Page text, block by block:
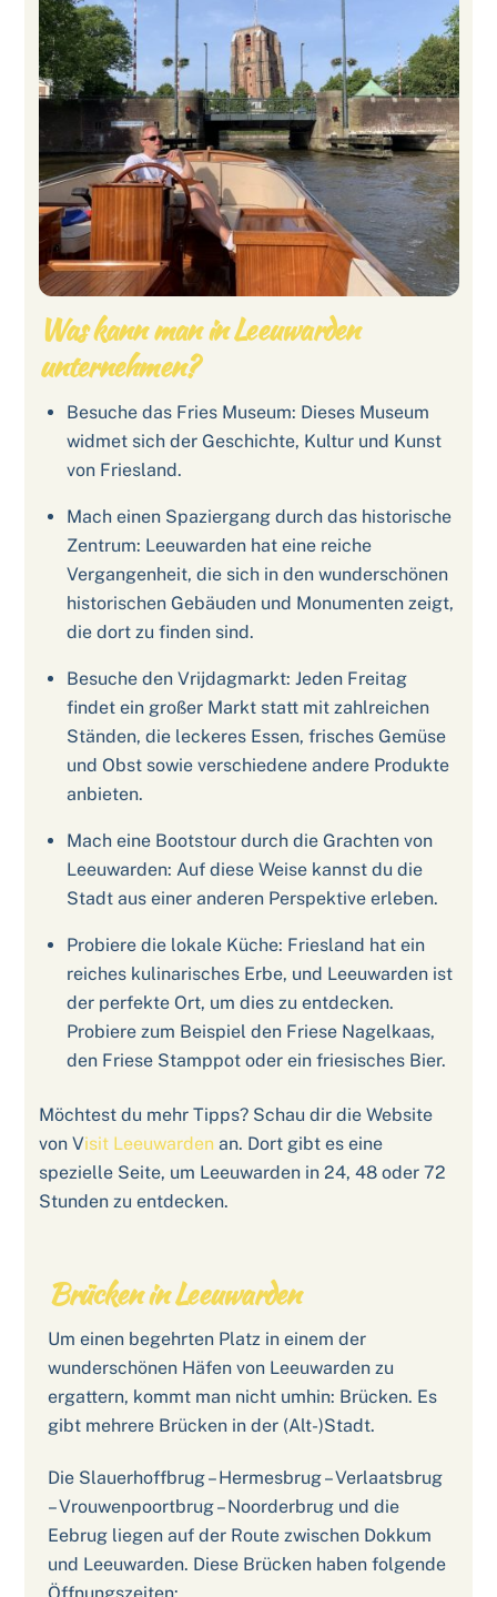
Was kann man in Leeuwarden
unternehmen?
Besuche das Fries Museum: Dieses Museum
widmet sich der Geschichte, Kultur und Kunst
von Friesland.
Mach einen Spaziergang durch das historische
Zentrum: Leeuwarden hat eine reiche
Vergangenheit, die sich in den wunderschönen
historischen Gebäuden und Monumenten zeigt,
die dort zu finden sind.
Besuche den Vrijdagmarkt: Jeden Freitag
findet ein großer Markt statt mit zahlreichen
Ständen, die leckeres Essen, frisches Gemüse
und Obst sowie verschiedene andere Produkte
anbieten.
Mach eine Bootstour durch die Grachten von
Leeuwarden: Auf diese Weise kannst du die
Stadt aus einer anderen Perspektive erleben.
Probiere die lokale Küche: Friesland hat ein
reiches kulinarisches Erbe, und Leeuwarden ist
der perfekte Ort, um dies zu entdecken.
Probiere zum Beispiel den Friese Nagelkaas,
den Friese Stamppot oder ein friesisches Bier.
Möchtest du mehr Tipps? Schau dir die Website
von Visit Leeuwarden an. Dort gibt es eine
spezielle Seite, um Leeuwarden in 24, 48 oder 72
Stunden zu entdecken.
Brücken in Leeuwarden
Um einen begehrten Platz in einem der
wunderschönen Häfen von Leeuwarden zu
ergattern, kommt man nicht umhin: Brücken. Es
gibt mehrere Brücken in der (Alt-)Stadt.
Die Slauerhoffbrug – Hermesbrug – Verlaatsbrug
– Vrouwenpoortbrug – Noorderbrug und die
Eebrug liegen auf der Route zwischen Dokkum
und Leeuwarden. Diese Brücken haben folgende